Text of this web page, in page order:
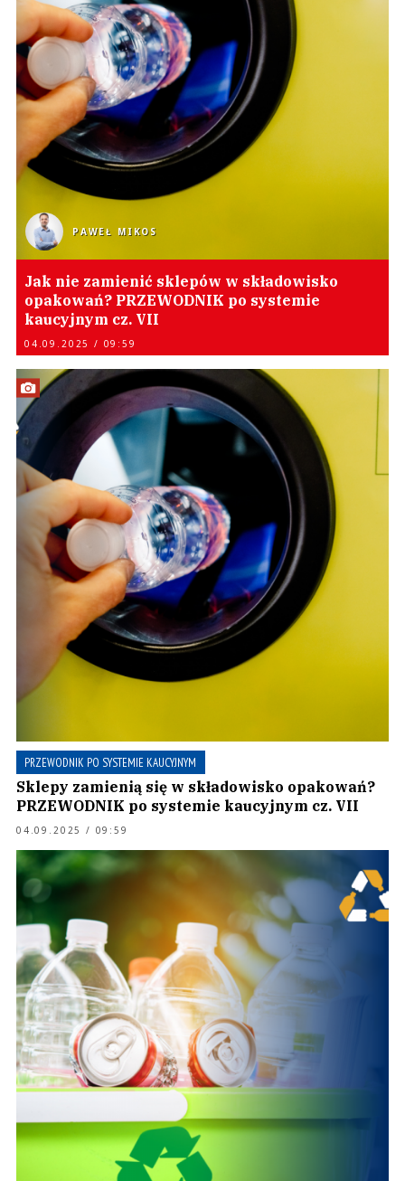
PAWEŁ MIKOS
Jak nie zamienić sklepów w składowisko
opakowań? PRZEWODNIK po systemie
kaucyjnym cz. VII
04.09.2025 / 09:59
PRZEWODNIK PO SYSTEMIE KAUCYJNYM
Sklepy zamienią się w składowisko opakowań?
PRZEWODNIK po systemie kaucyjnym cz. VII
04.09.2025 / 09:59